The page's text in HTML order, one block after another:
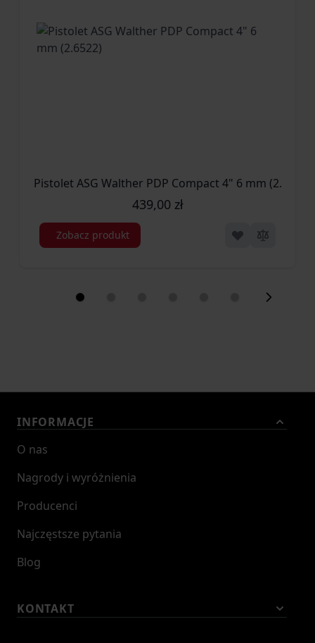
Pistolet ASG Walther PDP Compact 4" 6 mm (2.6522)
439,00 zł
Zobacz produkt
INFORMACJE
O nas
Nagrody i wyróżnienia
Producenci
Najczęstsze pytania
Blog
KONTAKT